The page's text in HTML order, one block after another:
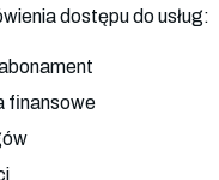
dostępu do usług:
finansowe